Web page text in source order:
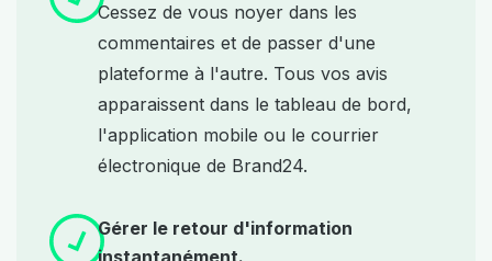
Cessez de vous noyer dans les
commentaires et de passer d'une
plateforme à l'autre. Tous vos avis
apparaissent dans le tableau de bord,
l'application mobile ou le courrier
électronique de Brand24.
Gérer le retour d'information
instantanément.